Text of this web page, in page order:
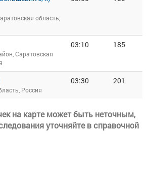
область,
Саратовская
03:10 185
Россия
03:30 201
на карте может быть неточным,
уточняйте в справочной